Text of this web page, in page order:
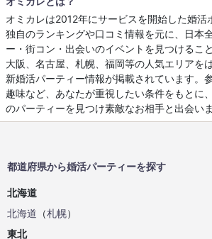
オミカレは2012年にサービスを開始した婚活
独自のランキングや口コミ情報を元に、日本
ー・街コン・出会いのイベントを見つけるこ
大阪、名古屋、札幌、福岡等の人気エリアを
新婚活パーティー情報が掲載されています。
趣味など、あなたが重視したい条件をもとに
のパーティーを見つけ素敵なお相手と出会いま
都道府県から婚活パーティーを探す
北海道
北海道 （札幌）
東北